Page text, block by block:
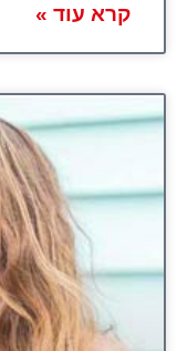
קרא עוד »